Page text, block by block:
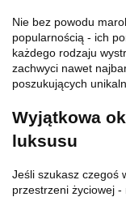
Nie bez powodu
popularnością - ich
każdego rodzaju
zachwyci nawet
poszukujących
Wyjątkowa
luksusu
Jeśli szukasz czegoś
przestrzeni życiowej -